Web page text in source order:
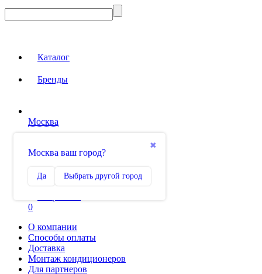
Каталог
Бренды
Москва
✖
Москва ваш город?
Да Выбрать другой город
Сравнение
0
О компании
Способы оплаты
Доставка
Монтаж кондиционеров
Для партнеров